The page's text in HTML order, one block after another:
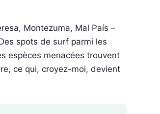
Montezuma, Mal País –
spots de surf parmi les
espèces menacées trouvent
ce qui, croyez-moi, devient